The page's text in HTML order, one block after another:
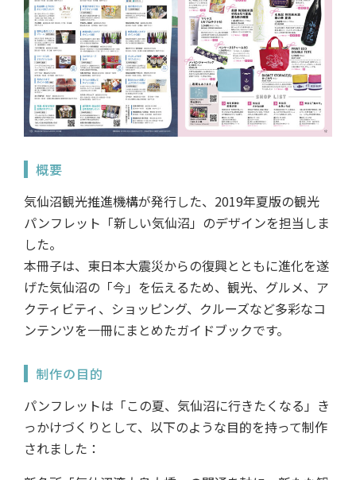
概要
気仙沼観光推進機構が発行した、2019年夏版の観光
パンフレット「新しい気仙沼」のデザインを担当しま
した。
本冊子は、東日本大震災からの復興とともに進化を遂
げた気仙沼の「今」を伝えるため、観光、グルメ、ア
クティビティ、ショッピング、クルーズなど多彩なコ
ンテンツを一冊にまとめたガイドブックです。
制作の目的
パンフレットは「この夏、気仙沼に行きたくなる」き
っかけづくりとして、以下のような目的を持って制作
されました：